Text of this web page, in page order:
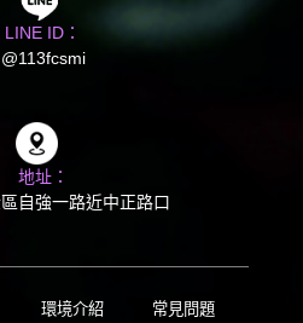
LINE ID：
@113fcsmi
地址：
自強一路近中正路口
環境介紹 常見問題